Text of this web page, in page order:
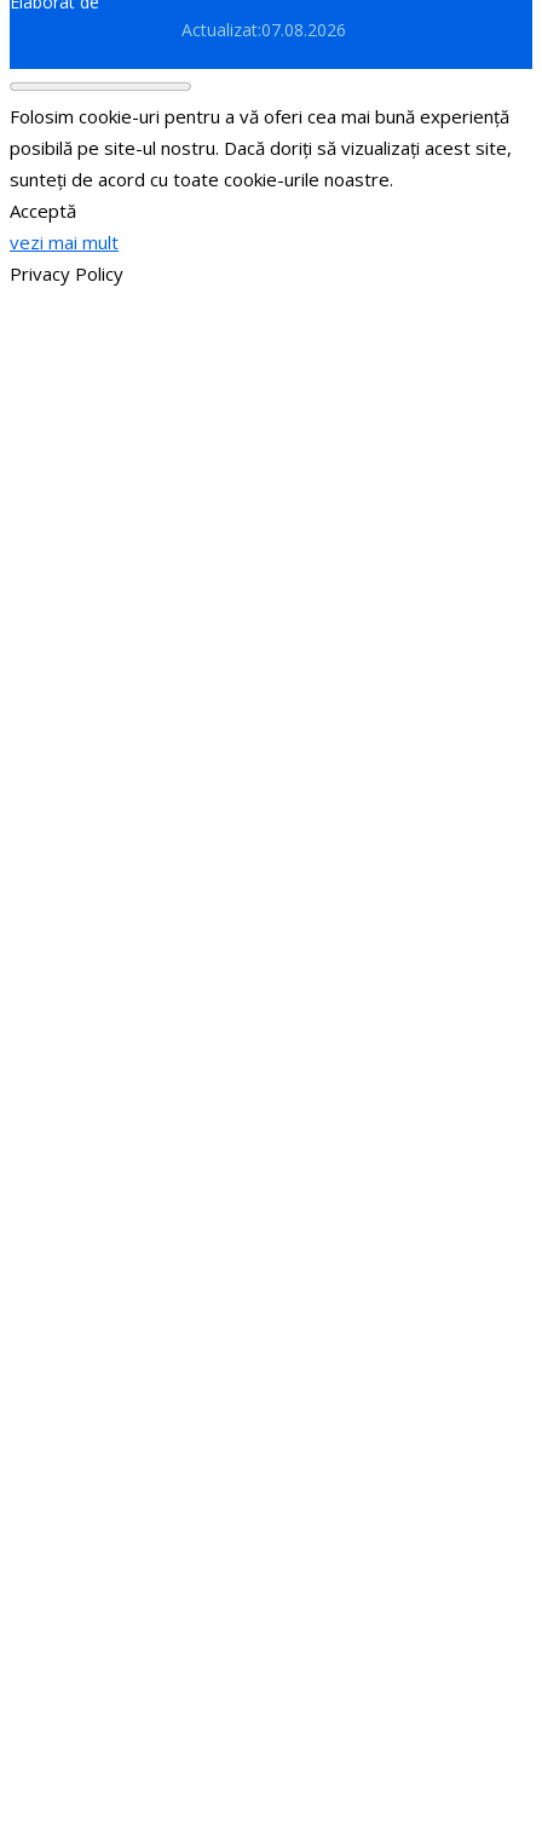
Actualizat:07.08.2026
Folosim cookie-uri pentru a vă oferi cea mai bună experiență
posibilă pe site-ul nostru. Dacă doriți să vizualizați acest site,
sunteți de acord cu toate cookie-urile noastre.
Acceptă
vezi mai mult
Privacy Policy